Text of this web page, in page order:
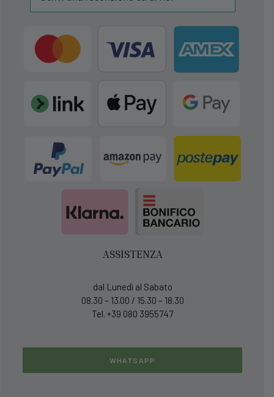
ASSISTENZA
dal Lunedì al Sabato
08.30 – 13.00 / 15.30 – 18.30
Tel. +39 080 3955747
WHATSAPP